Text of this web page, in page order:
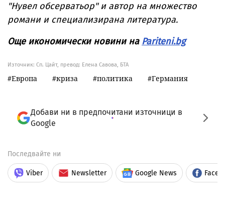
"Нувел обсерватьор" и автор на множество
романи и специализирана литература.
Още икономически новини на Pariteni.bg
Източник: Сп. Цайт, превод: Елена Савова, БТА
Европа криза политика Германия
Добави ни в предпочитани източници в
Google
Последвайте ни
Viber Newsletter Google News